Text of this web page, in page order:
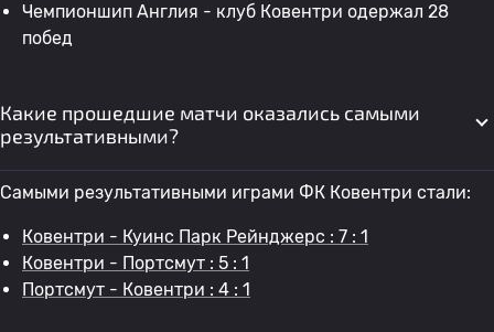
Чемпионшип Англия - клуб Ковентри одержал 28
побед
Какие прошедшие матчи оказались самыми
результативными?
Самыми результативными играми ФК Ковентри стали:
Ковентри - Куинс Парк Рейнджерс : 7 : 1
Ковентри - Портсмут : 5 : 1
Портсмут - Ковентри : 4 : 1